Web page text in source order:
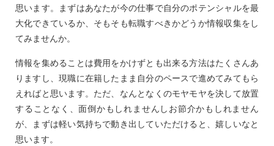
思います。まずはあなたが今の仕事で自分のポテンシャルを最
大化できているか、そもそも転職すべきかどうか情報収集をし
てみませんか。
情報を集めることは費用をかけずとも出来る方法はたくさんあ
りますし、現職に在籍したまま自分のペースで進めてみてもら
えればと思います。ただ、なんとなくのモヤモヤを決して放置
することなく、面倒かもしれませんしお節介かもしれません
が、まずは軽い気持ちで動き出していただけると、嬉しいなと
思います。